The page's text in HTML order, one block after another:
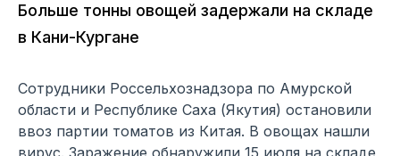
Больше тонны овощей задержали на складе
в Кани-Кургане
Сотрудники Россельхознадзора по Амурской
области и Республике Саха (Якутия) остановили
ввоз партии томатов из Китая. В овощах нашли